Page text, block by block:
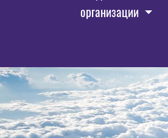
организации